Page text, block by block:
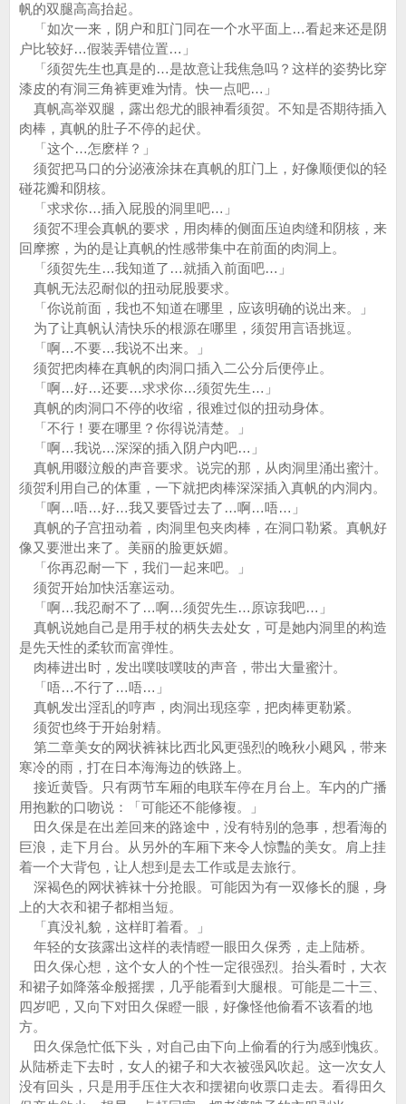
帆的双腿高高抬起。
「如次一来，阴户和肛门同在一个水平面上…看起来还是阴
户比较好…假装弄错位置…」
「须贺先生也真是的…是故意让我焦急吗？这样的姿势比穿
漆皮的有洞三角裤更难为情。快一点吧…」
真帆高举双腿，露出怨尤的眼神看须贺。不知是否期待插入
肉棒，真帆的肚子不停的起伏。
「这个…怎麽样？」
须贺把马口的分泌液涂抹在真帆的肛门上，好像顺便似的轻
碰花瓣和阴核。
「求求你…插入屁股的洞里吧…」
须贺不理会真帆的要求，用肉棒的侧面压迫肉缝和阴核，来
回摩擦，为的是让真帆的性感带集中在前面的肉洞上。
「须贺先生…我知道了…就插入前面吧…」
真帆无法忍耐似的扭动屁股要求。
「你说前面，我也不知道在哪里，应该明确的说出来。」
为了让真帆认清快乐的根源在哪里，须贺用言语挑逗。
「啊…不要…我说不出来。」
须贺把肉棒在真帆的肉洞口插入二公分后便停止。
「啊…好…还要…求求你…须贺先生…」
真帆的肉洞口不停的收缩，很难过似的扭动身体。
「不行！要在哪里？你得说清楚。」
「啊…我说…深深的插入阴户内吧…」
真帆用啜泣般的声音要求。说完的那，从肉洞里涌出蜜汁。
须贺利用自己的体重，一下就把肉棒深深插入真帆的内洞内。
「啊…唔…好…我又要昏过去了…啊…唔…」
真帆的子宫扭动着，肉洞里包夹肉棒，在洞口勒紧。真帆好
像又要泄出来了。美丽的脸更妖媚。
「你再忍耐一下，我们一起来吧。」
须贺开始加快活塞运动。
「啊…我忍耐不了…啊…须贺先生…原谅我吧…」
真帆说她自己是用手杖的柄失去处女，可是她内洞里的构造
是先天性的柔软而富弹性。
肉棒进出时，发出噗吱噗吱的声音，带出大量蜜汁。
「唔…不行了…唔…」
真帆发出淫乱的哼声，肉洞出现痉挛，把肉棒更勒紧。
须贺也终于开始射精。
第二章美女的网状裤袜比西北风更强烈的晚秋小飓风，带来
寒冷的雨，打在日本海海边的铁路上。
接近黄昏。只有两节车厢的电联车停在月台上。车内的广播
用抱歉的口吻说：「可能还不能修複。」
田久保是在出差回来的路途中，没有特别的急事，想看海的
巨浪，走下月台。从另外的车厢下来令人惊豔的美女。肩上挂
着一个大背包，让人想到是去工作或是去旅行。
深褐色的网状裤袜十分抢眼。可能因为有一双修长的腿，身
上的大衣和裙子都相当短。
「真没礼貌，这样盯着看。」
年轻的女孩露出这样的表情瞪一眼田久保秀，走上陆桥。
田久保心想，这个女人的个性一定很强烈。抬头看时，大衣
和裙子如降落伞般摇摆，几乎能看到大腿根。可能是二十三、
四岁吧，又向下对田久保瞪一眼，好像怪他偷看不该看的地
方。
田久保急忙低下头，对自己由下向上偷看的行为感到愧疚。
从陆桥走下去时，女人的裙子和大衣被强风吹起。这一次女人
没有回头，只是用手压住大衣和摆裙向收票口走去。看得田久